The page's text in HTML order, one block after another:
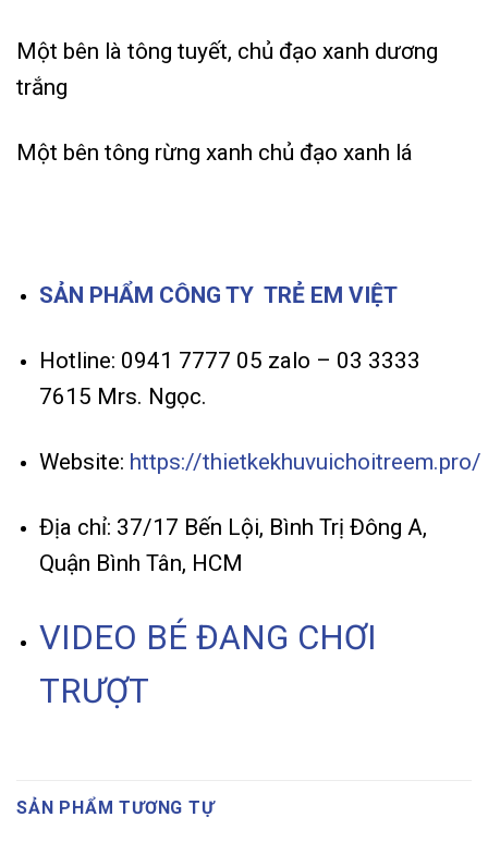
Một bên là tông tuyết, chủ đạo xanh dương
trắng
Một bên tông rừng xanh chủ đạo xanh lá
SẢN PHẨM CÔNG TY TRẺ EM VIỆT
Hotline: 0941 7777 05 zalo – 03 3333
7615 Mrs. Ngọc.
Website: https://thietkekhuvuichoitreem.pro/
Địa chỉ: 37/17 Bến Lội, Bình Trị Đông A,
Quận Bình Tân, HCM
VIDEO BÉ ĐANG CHƠI
TRƯỢT
SẢN PHẨM TƯƠNG TỰ